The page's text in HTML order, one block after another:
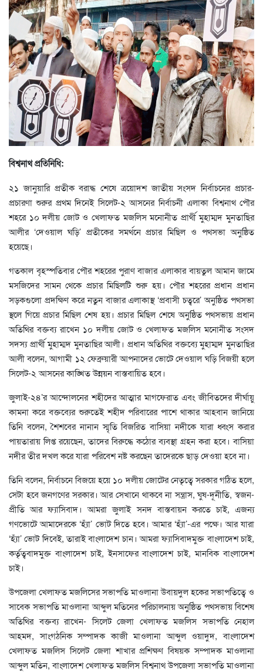
বিশ্বনাথ প্রতিনিধি:
২১ জানুয়ারি প্রতীক বরাদ্ধ শেষে ত্রয়োদশ জাতীয় সংসদ নির্বাচনের প্রচার-
প্রচারণা শুরুর প্রথম দিনেই সিলেট-২ আসনের নির্বাচনী এলাকা বিশ্বনাথ পৌর
শহরে ১০ দলীয় জোট ও খেলাফত মজলিস মনোনীত প্রার্থী মুহাম্মদ মুনতাছির
আলীর ‘দেওয়াল ঘড়ি’ প্রতীকের সমর্থনে প্রচার মিছিল ও পথসভা অনুষ্ঠিত
হয়েছে।
গতকাল বৃহস্পতিবার পৌর শহরের পুরাণ বাজার এলাকার বায়তুল আমান জামে
মসজিদের সামন থেকে প্রচার মিছিলটি শুরু হয়। পৌর শহরের প্রধান প্রধান
সড়কগুলো প্রদক্ষিণ করে নতুন বাজার এলাকাস্থ ‘প্রবাসী চত্বরে’ অনুষ্ঠিত পথসভা
স্থলে গিয়ে প্রচার মিছিল শেষ হয়। প্রচার মিছিল শেষে অনুষ্ঠিত পথসভায় প্রধান
অতিথির বক্তব্য রাখেন ১০ দলীয় জোট ও খেলাফত মজলিস মনোনীত সংসদ
সদস্য প্রার্থী মুহাম্মদ মুনতাছির আলী। প্রধান অতিথির বক্তব্যে মুহাম্মদ মুনতাছির
আলী বলেন, আগামী ১২ ফেব্রুয়ারী আপনাদের ভোটে দেওয়াল ঘড়ি বিজয়ী হলে
সিলেট-২ আসনের কাঙ্খিত উন্নয়ন বাস্তবায়িত হবে।
জুলাই-২৪’র আন্দোলনের শহীদের আত্মার মাগফেরাত এবং জীবিতদের দীর্ঘায়ু
কামনা করে বক্তব্যের শুরুতেই শহীদ পরিবারের পাশে থাকার আহবান জানিয়ে
তিনি বলেন, শৈশবের নানান স্মৃতি বিজরিত বাসিয়া নদীকে যারা ধ্বংস করার
পায়তারায় লিপ্ত রয়েছেন, তাদের বিরুদ্ধে কঠোর ব্যবস্থা গ্রহন করা হবে। বাসিয়া
নদীর তীর দখল করে যারা পরিবেশ নষ্ট করছেন তাদেরকে ছাড় দেওয়া হবে না।
তিনি বলেন, নির্বাচনে বিজয়ে হয়ে ১০ দলীয় জোটের নেতৃত্বে সরকার গঠিত হলে,
সেটা হবে জনগণের সরকার। আর সেখানে থাকবে না সন্ত্রাস, ঘুষ-দূনীতি, স্বজন-
প্রীতি আর ফ্যাসিবাদ। আমরা জুলাই সনদ বাস্তবায়ন করতে চাই, এজন্য
গণভোটে আমাদেরকে ‘হ্যাঁ’ ভোট দিতে হবে। আমার ‘হ্যাঁ’-এর পক্ষে। আর যারা
‘হ্যাঁ’ ভোট দিবেই, তারাই বাংলাদেশ চান। আমরা ফ্যাসিবাদমুক্ত বাংলাদেশ চাই,
কর্তৃত্ববাদমুক্ত বাংলাদেশ চাই, ইনসাফের বাংলাদেশ চাই, মানবিক বাংলাদেশ
চাই।
উপজেলা খেলাফত মজলিসের সভাপতি মাওলানা উবায়দুল হকের সভাপতিত্বে ও
সাবেক সভাপতি মাওলানা আব্দুল মতিনের পরিচালনায় অনুষ্ঠিত পথসভায় বিশেষ
অতিথির বক্তব্য রাখেন- সিলেট জেলা খেলাফত মজলিস সভাপতি নেহাল
আহমদ, সাংগঠনিক সম্পাদক কাজী মাওলানা আব্দুল ওয়াদুদ, বাংলাদেশ
খেলাফত মজলিস সিলেট জেলা শাখার প্রশিক্ষণ বিষয়ক সম্পাদক মাওলানা
আব্দুল মতিন, বাংলাদেশ খেলাফত মজলিস বিশ্বনাথ উপজেলা সভাপতি মাওলানা